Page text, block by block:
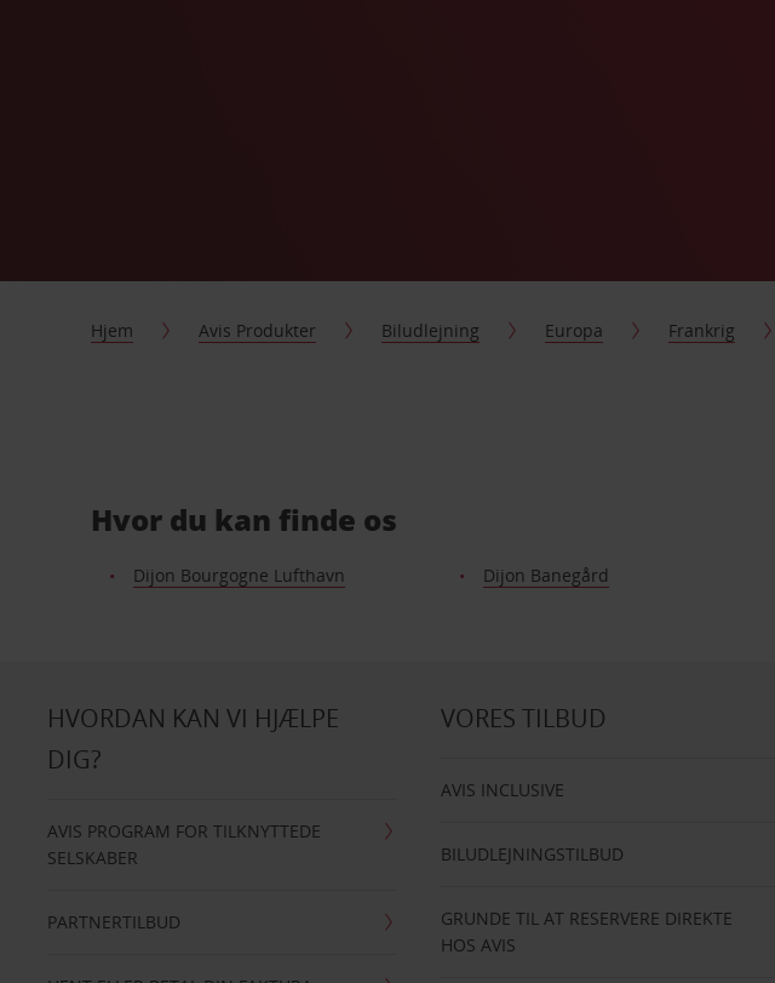
Hjem Avis Produkter Biludlejning Europa Frankrig
Hvor du kan finde os
Dijon Bourgogne Lufthavn Dijon Banegård
HVORDAN KAN VI HJÆLPE
DIG?
AVIS PROGRAM FOR TILKNYTTEDE
SELSKABER
PARTNERTILBUD
VORES TILBUD
AVIS INCLUSIVE
BILUDLEJNINGSTILBUD
GRUNDE TIL AT RESERVERE DIREKTE
HOS AVIS